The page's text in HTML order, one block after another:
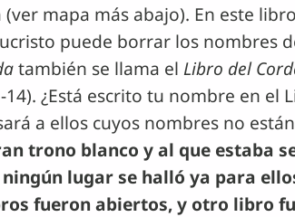
mapa más abajo). En este
puede borrar los nombres
también se llama el Libro del
¿Está escrito tu nombre en el
a ellos cuyos nombres no
trono blanco y al que estaba
lugar se halló ya para
fueron abiertos, y otro libro